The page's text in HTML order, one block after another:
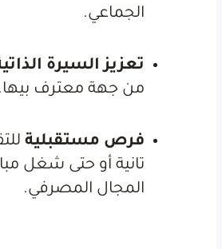
الجماعي.
تعزيز السيرة
من جهة معترف بيها.
فرص مستقبلية
تانية أو حتى شغل
المجال المصرفي.